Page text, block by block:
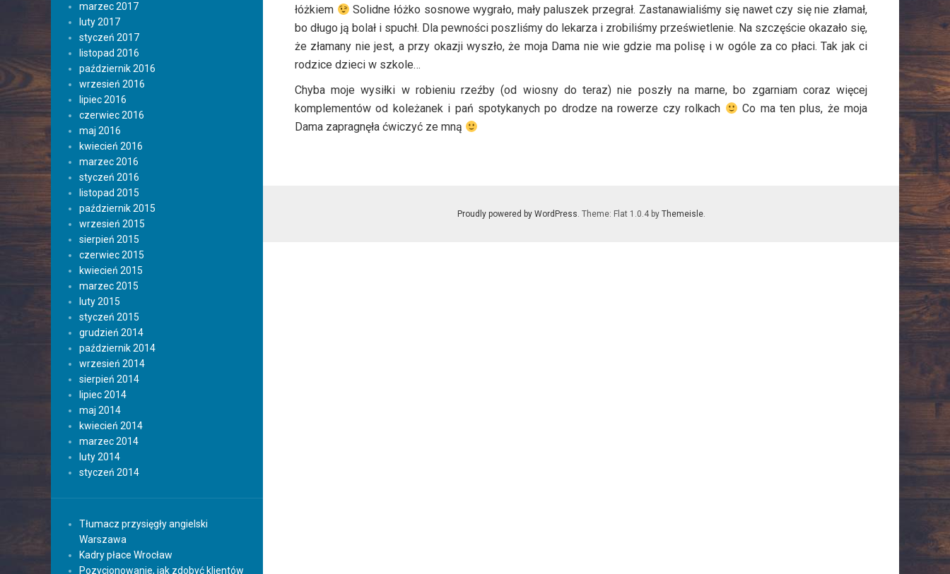
marzec 2017
luty 2017
styczeń 2017
listopad 2016
październik 2016
wrzesień 2016
lipiec 2016
czerwiec 2016
maj 2016
kwiecień 2016
marzec 2016
styczeń 2016
listopad 2015
październik 2015
wrzesień 2015
sierpień 2015
czerwiec 2015
kwiecień 2015
marzec 2015
luty 2015
styczeń 2015
grudzień 2014
październik 2014
wrzesień 2014
sierpień 2014
lipiec 2014
maj 2014
kwiecień 2014
marzec 2014
luty 2014
styczeń 2014
Tłumacz przysięgły angielski
Warszawa
Kadry płace Wrocław
Pozycjonowanie, jak zdobyć klientów
łóżkiem
Solidne łóżko sosnowe wygrało, mały paluszek przegrał. Zastanawialiśmy się nawet czy się nie złamał,
bo długo ją bolał i spuchł. Dla pewności poszliśmy do lekarza i zrobiliśmy prześwietlenie. Na szczęście okazało się,
że złamany nie jest, a przy okazji wyszło, że moja Dama nie wie gdzie ma polisę i w ogóle za co płaci. Tak jak ci
rodzice dzieci w szkole…
Chyba moje wysiłki w robieniu rzeźby (od wiosny do teraz) nie poszły na marne, bo zgarniam coraz więcej
komplementów od koleżanek i pań spotykanych po drodze na rowerze czy rolkach
Co ma ten plus, że moja
Dama zapragnęła ćwiczyć ze mną
Proudly powered by WordPress. Theme: Flat 1.0.4 by Themeisle.